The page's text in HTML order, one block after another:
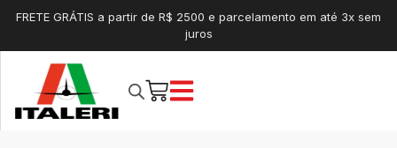
FRETE GRÁTIS a partir de R$ 2500 e parcelamento em até 3x sem
juros